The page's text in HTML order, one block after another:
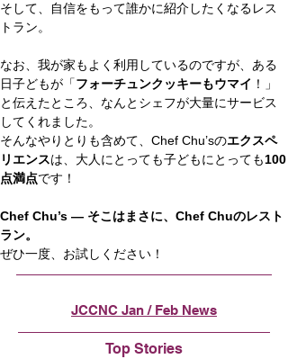
そして、自信をもって誰かに紹介したくなるレス
トラン。
なお、我が家もよく利用しているのですが、ある
日子どもが「フォーチュンクッキーもウマイ ！」
と伝えたところ、なんとシェフが大量にサービス
してくれました。
そんなやりとりも含めて、Chef Chu’sのエクスペ
リエンスは、大人にとっても子どもにとっても100
点満点です！
Chef Chu’s ― そこはまさに、Chef Chuのレスト
ラン。
ぜひ一度、お試しください！
JCCNC Jan / Feb News
Top Stories